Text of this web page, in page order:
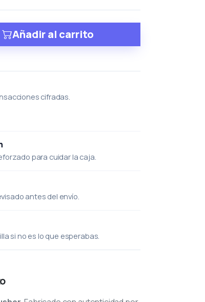
Añadir al carrito
cifradas.
para cuidar la caja.
antes del envío.
si no es lo que esperabas.